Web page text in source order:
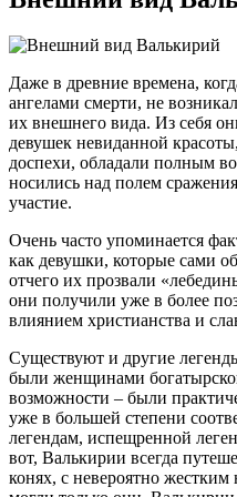
Даже в древние времена,
ангелами смерти, не
их внешнего вида. Из себя
девушек невиданной
доспехи, обладали полным
носились над полем
участие.
Очень часто упоминается
как девушки, которые сами
отчего их прозвали
они получили уже в более
влиянием христианства и
Существуют и другие
были женщинами
возможности – были
уже в большей степени
легендам, испещренной
вот, Валькирии всегда
конях, с невероятно